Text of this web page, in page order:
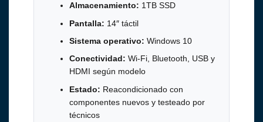
Almacenamiento: 1TB SSD
Pantalla: 14″ táctil
Sistema operativo: Windows 10
Conectividad: Wi-Fi, Bluetooth, USB y
HDMI según modelo
Estado: Reacondicionado con
componentes nuevos y testeado por
técnicos